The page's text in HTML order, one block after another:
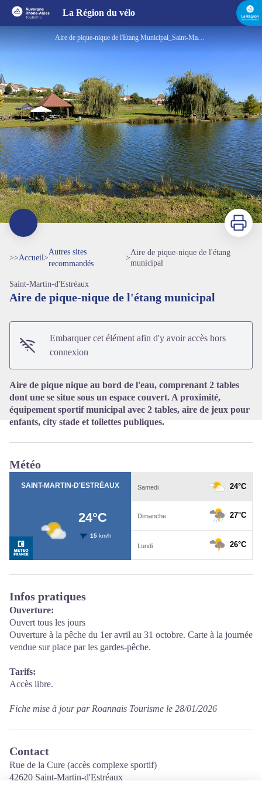
La Région du vélo
Aire de pique-nique de l'Etang Municipal_Saint-Martin-d'Estréaux - Mairie
Imprimer
>>Accueil>
Autres sites
recommandés
>
Aire de pique-nique de l'étang
municipal
Saint-Martin-d'Estréaux
Aire de pique-nique de l'étang municipal
Embarquer cet élément afin d'y avoir accès hors
connexion
Aire de pique nique au bord de l'eau, comprenant 2 tables
dont une se situe sous un espace couvert. A proximité,
équipement sportif municipal avec 2 tables, aire de jeux pour
enfants, city stade et toilettes publiques.
Météo
Infos pratiques
Ouverture:
Ouvert tous les jours
Ouverture à la pêche du 1er avril au 31 octobre. Carte à la journée
vendue sur place par les gardes-pêche.
Tarifs:
Accès libre.
Fiche mise à jour par Roannais Tourisme le 28/01/2026
Contact
Rue de la Cure (accès complexe sportif)
42620 Saint-Martin-d'Estréaux